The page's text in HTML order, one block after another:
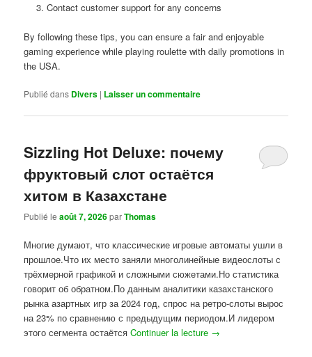
Contact customer support for any concerns
By following these tips, you can ensure a fair and enjoyable
gaming experience while playing roulette with daily promotions in
the USA.
Publié dans Divers | Laisser un commentaire
Sizzling Hot Deluxe: почему
фруктовый слот остаётся
хитом в Казахстане
Publié leaoût 7, 2026parThomas
Многие думают, что классические игровые автоматы ушли в
прошлое.Что их место заняли многолинейные видеослоты с
трёхмерной графикой и сложными сюжетами.Но статистика
говорит об обратном.По данным аналитики казахстанского
рынка азартных игр за 2024 год, спрос на ретро-слоты вырос
на 23% по сравнению с предыдущим периодом.И лидером
этого сегмента остаётсяContinuer la lecture →